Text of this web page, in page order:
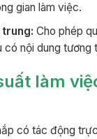
gian làm việc.
Cho phép
có nội dung tương
làm
có tác động